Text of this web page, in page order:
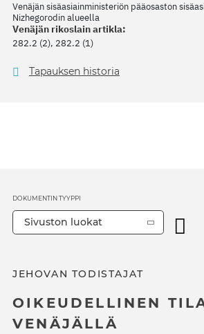
Venäjän sisäasiainministeriön pääosaston
Nizhegorodin alueella
Venäjän rikoslain artikla:
282.2 (2), 282.2 (1)
Tapauksen historia
JEHOVAN TODISTAJAT
OIKEUDELLINEN
VENÄJÄLLÄ
DOKUMENTIN TYYPPI
Sivuston luokat